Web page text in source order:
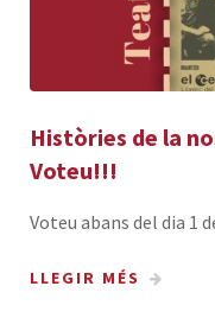
Històries de la
Voteu!!!
Voteu abans del dia 1
LLEGIR MÉS